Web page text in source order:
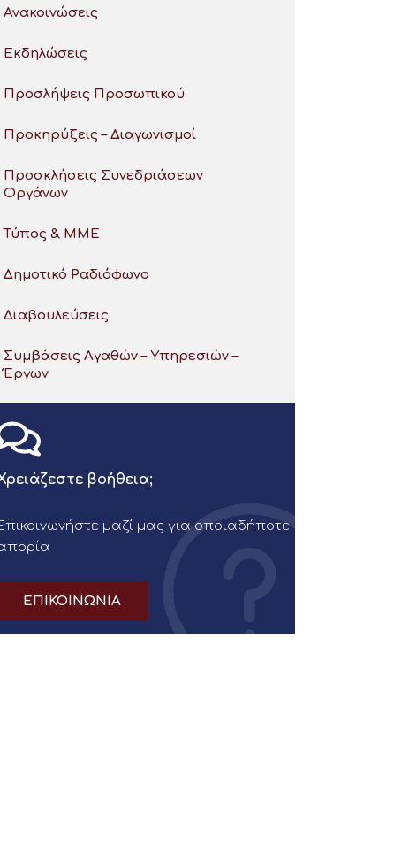
Ανακοινώσεις
Εκδηλώσεις
Προσλήψεις Προσωπικού
Προκηρύξεις – Διαγωνισμοί
Προσκλήσεις Συνεδριάσεων
Οργάνων
Τύπος & ΜΜΕ
Δημοτικό Ραδιόφωνο
Διαβουλεύσεις
Συμβάσεις Αγαθών – Υπηρεσιών –
Έργων
βοήθεια;
μαζί μας για οποιαδήποτε
ΕΠΙΚΟΙΝΩΝΙΑ